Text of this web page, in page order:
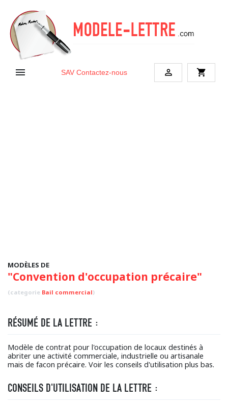
 SAV Contactez-nous  shopping_cart
MODÈLES DE
"Convention d'occupation précaire"
(categorie Bail commercial)
RÉSUMÉ DE LA LETTRE :
Modèle de contrat pour l'occupation de locaux destinés à
abriter une activité commerciale, industrielle ou artisanale
mais de facon précaire. Voir les conseils d'utilisation plus bas.
CONSEILS D'UTILISATION DE LA LETTRE :